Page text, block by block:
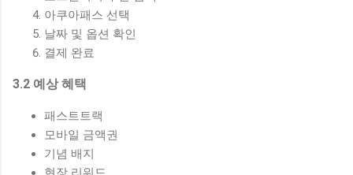
아쿠아패스 선택
날짜 및 옵션 확인
결제 완료
3.2 예상 혜택
패스트트랙
모바일 금액권
기념 배지